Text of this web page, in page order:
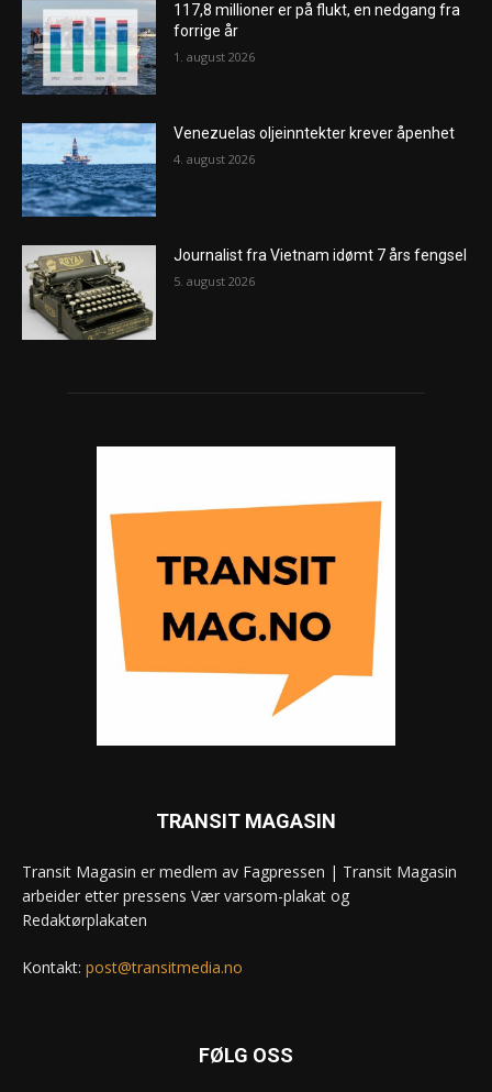
117,8 millioner er på flukt, en nedgang fra
forrige år
1. august 2026
Venezuelas oljeinntekter krever åpenhet
4. august 2026
Journalist fra Vietnam idømt 7 års fengsel
5. august 2026
TRANSIT MAGASIN
Transit Magasin er medlem av Fagpressen | Transit Magasin
arbeider etter pressens Vær varsom-plakat og
Redaktørplakaten
Kontakt: post@transitmedia.no
FØLG OSS